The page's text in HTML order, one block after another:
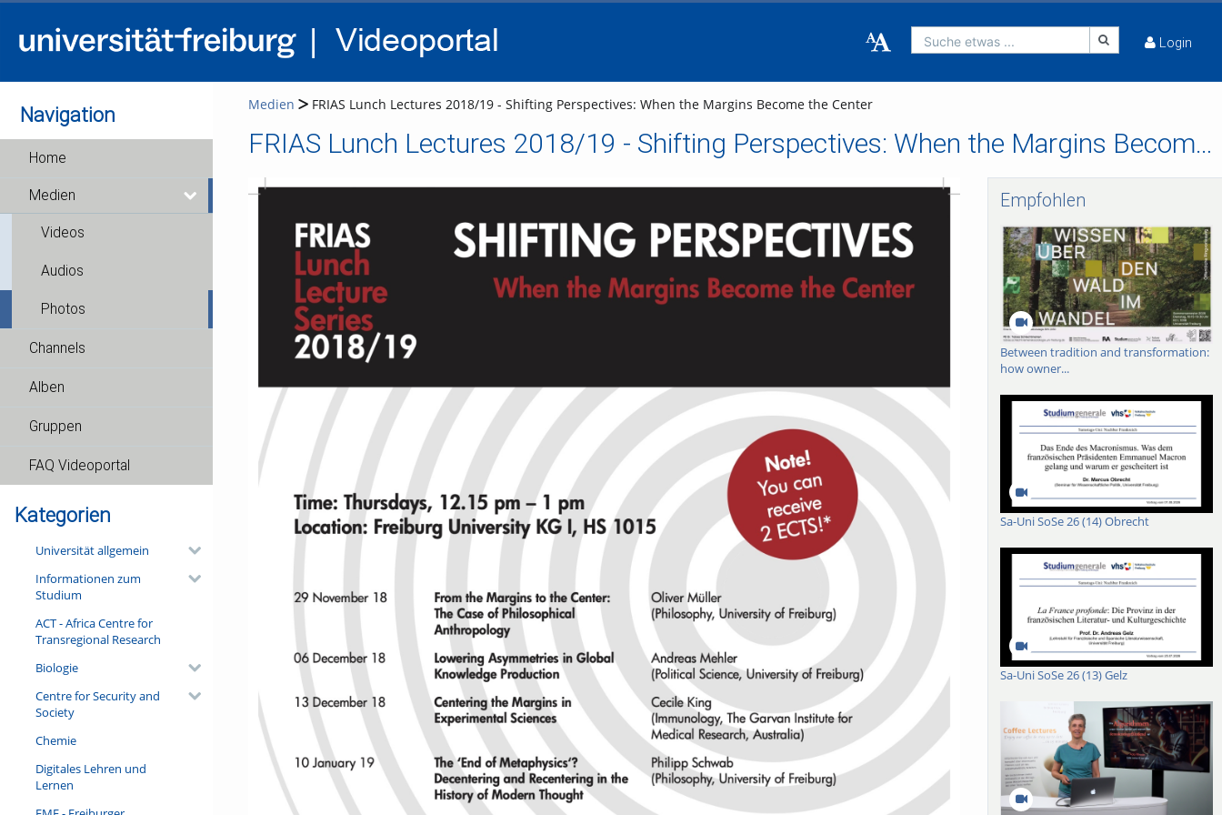
Suche etwas ... Login
Navigation
Home
Medien
Videos
Audios
Photos
Channels
Alben
Gruppen
FAQ Videoportal
Kategorien
Universität allgemein
Informationen zum
Studium
ACT - Africa Centre for
Transregional Research
Biologie
Centre for Security and
Society
Chemie
Digitales Lehren und
Lernen
Medien FRIAS Lunch Lectures 2018/19 - Shifting Perspectives: When the Margins Become the Center
FRIAS Lunch Lectures 2018/19 - Shifting Perspectives: When the Margins Become the Center
Empfohlen
Between tradition and transformation:
how owner...
Sa-Uni SoSe 26 (14) Obrecht
Sa-Uni SoSe 26 (13) Gelz